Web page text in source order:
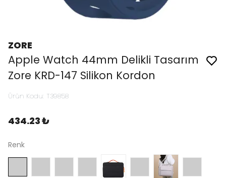
ZORE
Apple Watch 44mm Delikli Tasarım
Zore KRD-147 Silikon Kordon
Ürün Kodu: T39858
434.23 ₺
Renk